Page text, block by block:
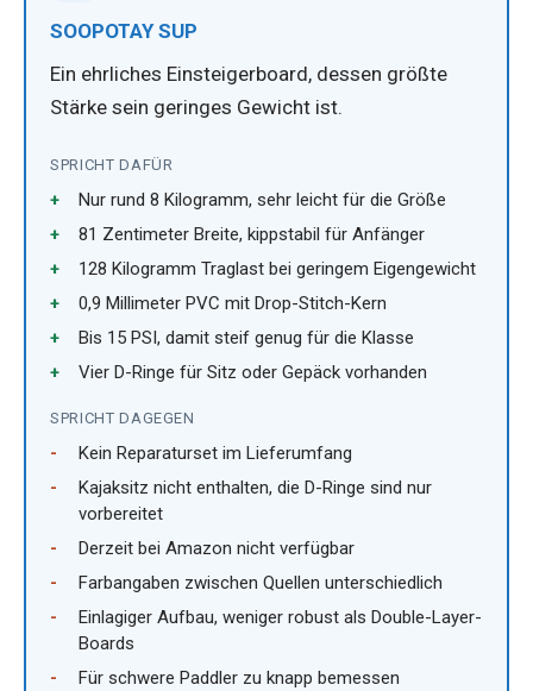
SOOPOTAY SUP
Ein ehrliches Einsteigerboard, dessen größte
Stärke sein geringes Gewicht ist.
SPRICHT DAFÜR
Nur rund 8 Kilogramm, sehr leicht für die Größe
81 Zentimeter Breite, kippstabil für Anfänger
128 Kilogramm Traglast bei geringem Eigengewicht
0,9 Millimeter PVC mit Drop-Stitch-Kern
Bis 15 PSI, damit steif genug für die Klasse
Vier D-Ringe für Sitz oder Gepäck vorhanden
SPRICHT DAGEGEN
Kein Reparaturset im Lieferumfang
Kajaksitz nicht enthalten, die D-Ringe sind nur
vorbereitet
Derzeit bei Amazon nicht verfügbar
Farbangaben zwischen Quellen unterschiedlich
Einlagiger Aufbau, weniger robust als Double-Layer-
Boards
Für schwere Paddler zu knapp bemessen